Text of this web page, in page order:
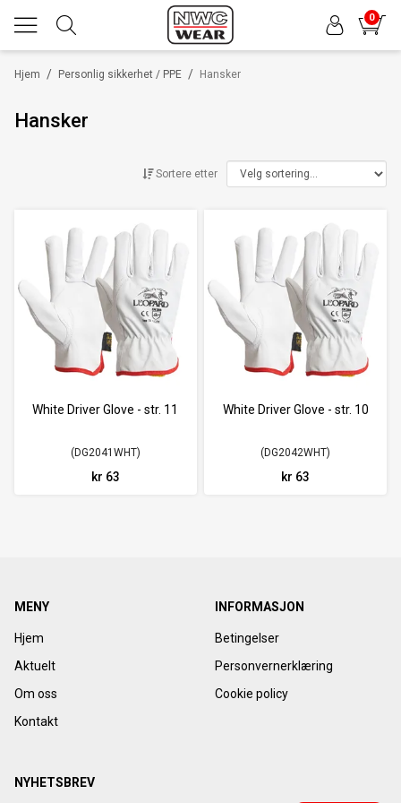
0
/
Hjem /
Personlig sikkerhet / PPE Hansker
Hansker
Sortere etter
White Driver Glove - str. 11
DG2041WHT
kr 63
White Driver Glove - str. 10
DG2042WHT
kr 63
MENY
Hjem
Aktuelt
Om oss
Kontakt
INFORMASJON
Betingelser
Personvernerklæring
Cookie policy
NYHETSBREV